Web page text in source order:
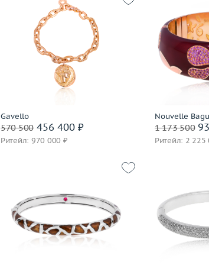
Gavello
570 500456 400 ₽
Ритейл: 970 000 ₽
Материал
золото 750 пробы
В корзину
Забронировать на 24 часа Nouvelle
1 173 500
Ритейл: 2 225
Вес (г)
Материал
В
Вес (г)
28.48
Материал
золото 750 пробы
Вес (г)
Материал
В